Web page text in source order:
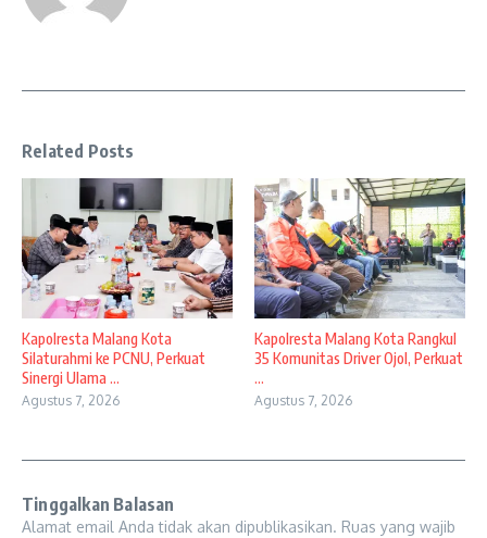
Related Posts
Kapolresta Malang Kota
Silaturahmi ke PCNU, Perkuat
Sinergi Ulama ...
Agustus 7, 2026
Kapolresta Malang Kota Rangkul
35 Komunitas Driver Ojol, Perkuat
...
Agustus 7, 2026
Tinggalkan Balasan
Alamat email Anda tidak akan dipublikasikan. Ruas yang wajib